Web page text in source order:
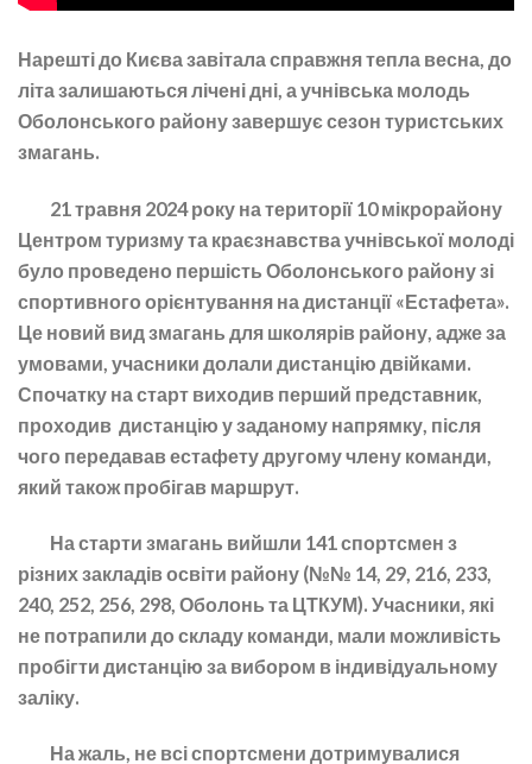
Нарешті до Києва завітала справжня тепла весна, до
літа залишаються лічені дні, а учнівська молодь
Оболонського району завершує сезон туристських
змагань.
21 травня 2024 року на території 10 мікрорайону
Центром туризму та краєзнавства учнівської молоді
було проведено першість Оболонського району зі
спортивного орієнтування на дистанції «Естафета».
Це новий вид змагань для школярів району, адже за
умовами, учасники долали дистанцію двійками.
Спочатку на старт виходив перший представник,
проходив дистанцію у заданому напрямку, після
чого передавав естафету другому члену команди,
який також пробігав маршрут.
На старти змагань вийшли 141 спортсмен з
різних закладів освіти району (№№ 14, 29, 216, 233,
240, 252, 256, 298, Оболонь та ЦТКУМ). Учасники, які
не потрапили до складу команди, мали можливість
пробігти дистанцію за вибором в індивідуальному
заліку.
На жаль, не всі спортсмени дотримувалися